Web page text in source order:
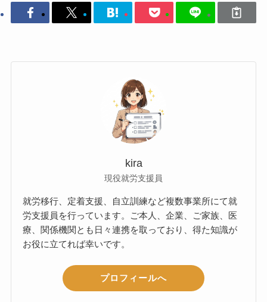
kira
現役就労支援員
就労移行、定着支援、自立訓練など複数事業所にて就
労支援員を行っています。ご本人、企業、ご家族、医
療、関係機関とも日々連携を取っており、得た知識が
お役に立てれば幸いです。
プロフィールへ